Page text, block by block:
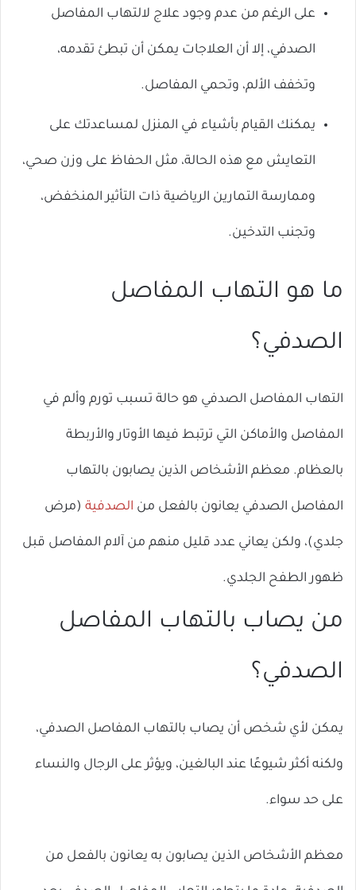
على الرغم من عدم وجود علاج لالتهاب المفاصل
الصدفي، إلا أن العلاجات يمكن أن تبطئ تقدمه،
وتخفف الألم، وتحمي المفاصل.
يمكنك القيام بأشياء في المنزل لمساعدتك على
التعايش مع هذه الحالة، مثل الحفاظ على وزن صحي،
وممارسة التمارين الرياضية ذات التأثير المنخفض،
وتجنب التدخين.
ما هو التهاب المفاصل
الصدفي؟
التهاب المفاصل الصدفي هو حالة تسبب تورم وألم في
المفاصل والأماكن التي ترتبط فيها الأوتار والأربطة
بالعظام. معظم الأشخاص الذين يصابون بالتهاب
المفاصل الصدفي يعانون بالفعل من الصدفية (مرض
جلدي)، ولكن يعاني عدد قليل منهم من آلام المفاصل قبل
ظهور الطفح الجلدي.
من يصاب بالتهاب المفاصل
الصدفي؟
يمكن لأي شخص أن يصاب بالتهاب المفاصل الصدفي،
ولكنه أكثر شيوعًا عند البالغين، ويؤثر على الرجال والنساء
على حد سواء.
معظم الأشخاص الذين يصابون به يعانون بالفعل من